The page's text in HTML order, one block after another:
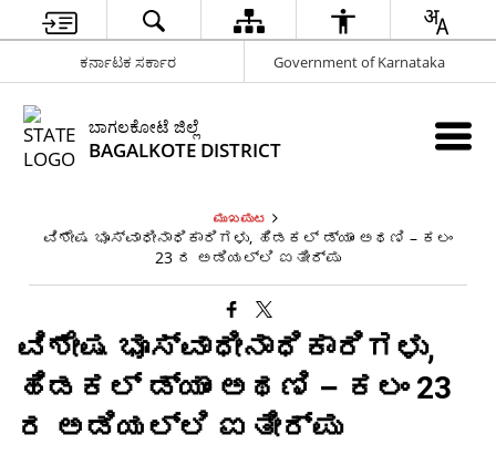
ಕರ್ನಾಟಕ ಸರ್ಕಾರ Government of Karnataka
ಬಾಗಲಕೋಟೆ ಜಿಲ್ಲೆ
BAGALKOTE DISTRICT
ಮುಖಪುಟ
ವಿಶೇಷ ಭೂಸ್ವಾಧೀನಾಧಿಕಾರಿಗಳು, ಹಿಡಕಲ್ ಡ್ಯಾಂ ಅಥಣಿ – ಕಲಂ
23 ರ ಅಡಿಯಲ್ಲಿ ಐತೀರ್ಪು
ವಿಶೇಷ ಭೂಸ್ವಾಧೀನಾಧಿಕಾರಿಗಳು,
ಹಿಡಕಲ್ ಡ್ಯಾಂ ಅಥಣಿ – ಕಲಂ 23
ರ ಅಡಿಯಲ್ಲಿ ಐತೀರ್ಪು